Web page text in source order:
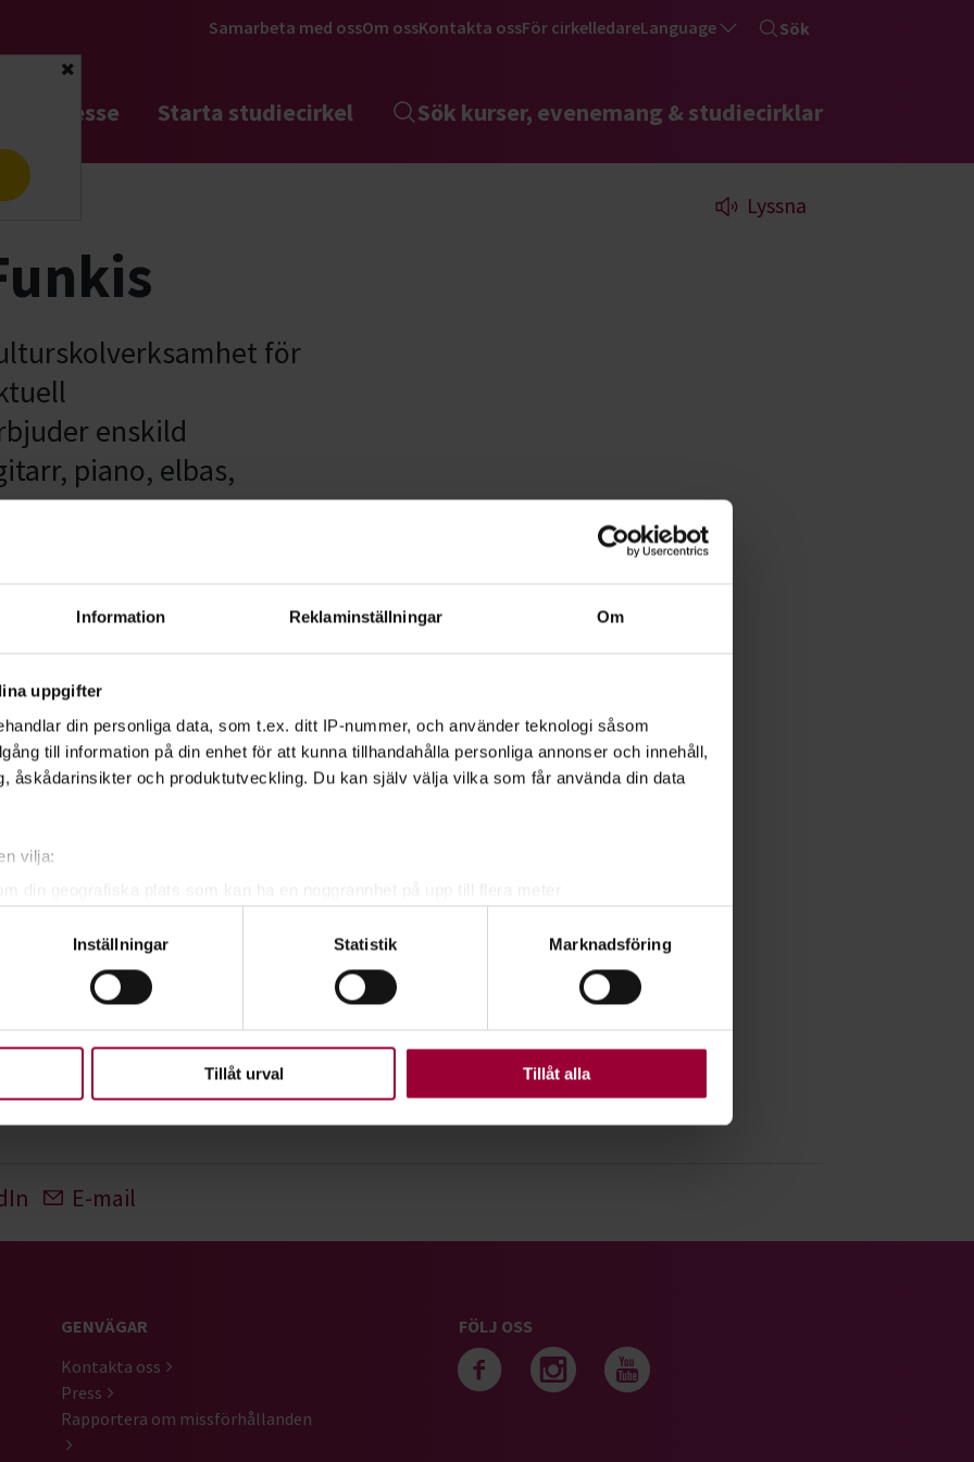
Information Reklaminställningar Om
uppgifter
din personliga data, som t.ex. ditt IP-nummer, och använder teknologi såsom
till information på din enhet för att kunna tillhandahålla personliga annonser och innehåll,
åskådarinsikter och produktutveckling. Du kan själv välja vilka som får använda din data
vilja:
din geografiska plats som kan ha en noggrannhet på upp till flera meter
uppgifter behandlas och ställ in dina preferenser i
detaljsektionen . Du kan ändra
när som helst från cookie-förklaringen.
som möjligt använder vi kakor (cookies) på vår webbplats. Vissa kakor är
Inställningar Statistik Marknadsföring
Tillåt urval Tillåt alla
Stäng
Samarbeta med ossOm ossKontakta ossFör cirkelledareLanguage Sök
intresse Starta studiecirkel Sök kurser, evenemang & studiecirklar
Lyssna
för
enskild
piano, elbas,
lokaler. Lärarna
av undervisning med
Widén:
direkt på:
E-mail
GENVÄGAR
Kontakta oss
Press
Rapportera om missförhållanden
FÖLJ OSS
Följ oss på facebook
Följ oss på instagram
Följ oss på youtube